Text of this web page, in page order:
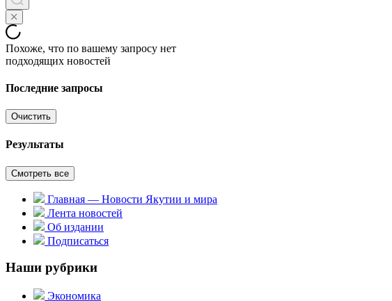
Похоже, что по вашему запросу нет
подходящих новостей
Последние запросы
Очистить
Результаты
Смотреть все
Главная — Новости Якутии и мира
Лента новостей
Об издании
Подписаться
Наши рубрики
Экономика